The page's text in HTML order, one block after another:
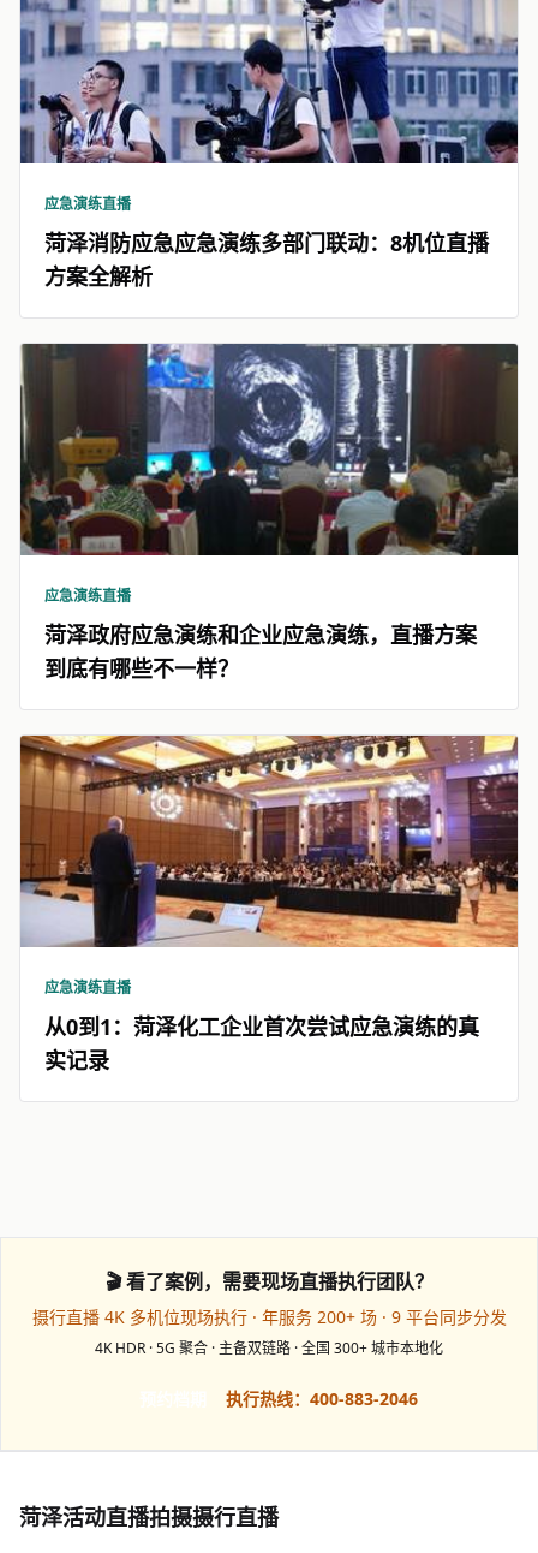
应急演练直播
菏泽消防应急应急演练多部门联动：8机位直播
方案全解析
应急演练直播
菏泽政府应急演练和企业应急演练，直播方案
到底有哪些不一样？
应急演练直播
从0到1：菏泽化工企业首次尝试应急演练的真
实记录
🎬 看了案例，需要现场直播执行团队？
摄行直播 4K 多机位现场执行 · 年服务 200+ 场 · 9 平台同步分发
4K HDR · 5G 聚合 · 主备双链路 · 全国 300+ 城市本地化
执行热线：400-883-2046
菏泽活动直播拍摄摄行直播